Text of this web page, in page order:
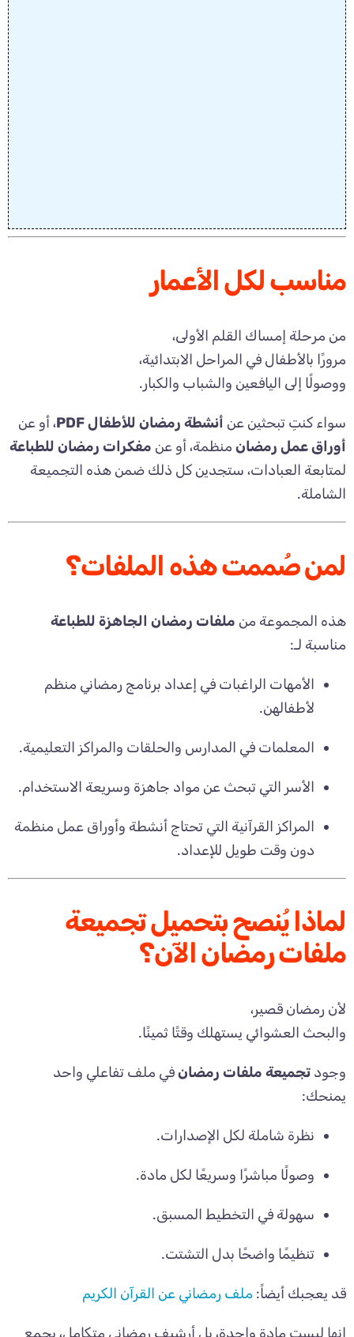
مناسب لكل الأعمار
من مرحلة إمساك القلم الأولى،
مرورًا بالأطفال في المراحل الابتدائية،
ووصولًا إلى اليافعين والشباب والكبار.
سواء كنتِ تبحثين عن أنشطة رمضان للأطفال PDF
، أو عن
أوراق عمل رمضانمنظمة، أو عن مفكرات رمضان للطباعة
لمتابعة العبادات، ستجدين كل ذلك ضمن هذه التجميعة
الشاملة.
لمن صُممت هذه الملفات؟
هذه المجموعة من ملفات رمضان الجاهزة للطباعة
مناسبة لـ:
الأمهات الراغبات في إعداد برنامج رمضاني منظم
لأطفالهن.
المعلمات في المدارس والحلقات والمراكز التعليمية.
الأسر التي تبحث عن مواد جاهزة وسريعة الاستخدام.
المراكز القرآنية التي تحتاج أنشطة وأوراق عمل منظمة
دون وقت طويل للإعداد.
لماذا يُنصح بتحميل تجميعة
ملفات رمضان الآن؟
لأن رمضان قصير،
والبحث العشوائي يستهلك وقتًا ثمينًا.
وجود تجميعة ملفات رمضانفي ملف تفاعلي واحد
يمنحك:
نظرة شاملة لكل الإصدارات.
وصولًا مباشرًا وسريعًا لكل مادة.
سهولة في التخطيط المسبق.
تنظيمًا واضحًا بدل التشتت.
قد يعجبك أيضاً: ملف رمضاني عن القرآن الكريم
إنها ليست مادة واحدة، بل أرشيف رمضاني متكامل، يجمع